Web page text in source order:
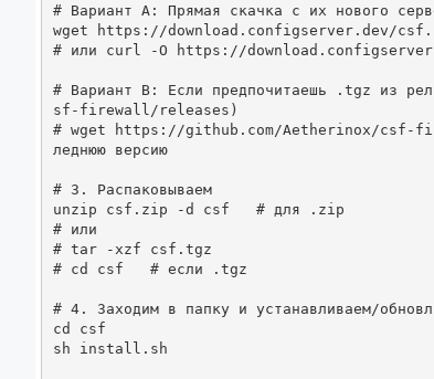
# Вариант A: Прямая скачка с их нового
wget https://download.configserver.dev/
# или curl -O https://
# Вариант B: Если предпочитаешь .tgz из
sf-firewall/releases)
# wget https://github.com/Aetherinox/csf-
леднюю версию
# 3. Распаковываем
unzip csf.zip -d csf   # для .zip
# или
# tar -xzf csf.tgz
# cd csf   # если .tgz
# 4. Заходим в папку и устанавливаем/
cd csf
sh install.sh